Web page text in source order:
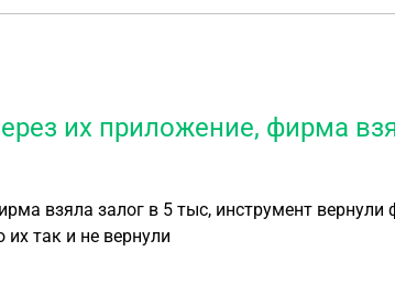
их приложение, фирма
вернули фирма залог нет. Звонили несколько раз, нам
их так и не вернули